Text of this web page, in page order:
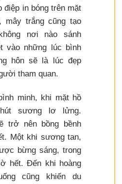
điệp in bóng trên mặt
mây trắng cũng tạo
nơi nào sánh
vào những lúc bình
hôn sẽ là lúc đẹp
tham quan.
minh, khi mặt hồ
sương lơ lửng.
trở nên bồng bềnh
Một khi sương tan,
bừng sáng, trong
hết. Đến khi hoàng
cũng khiến du